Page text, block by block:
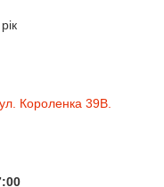
Короленка 39В.